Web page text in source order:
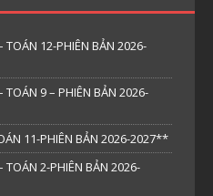
12-PHIÊN BẢN 2026-
9 – PHIÊN BẢN 2026-
11-PHIÊN BẢN 2026-2027**
2-PHIÊN BẢN 2026-